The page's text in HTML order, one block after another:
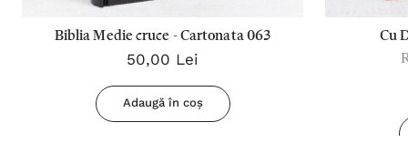
Biblia Medie cruce - Cartonata 063
50,00 Lei
Adaugă în coș
Cu